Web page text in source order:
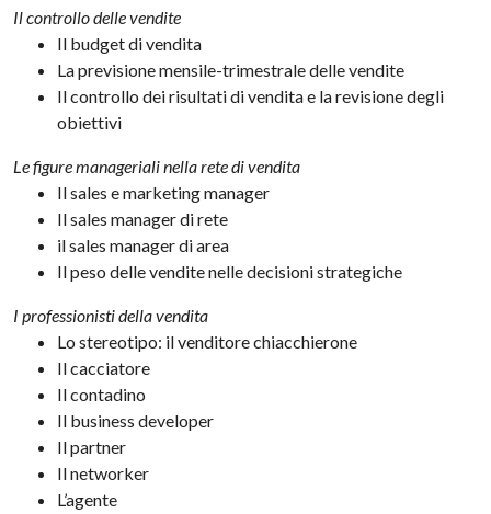
Il controllo delle vendite
Il budget di vendita
La previsione mensile-trimestrale delle vendite
Il controllo dei risultati di vendita e la revisione degli
obiettivi
Le figure manageriali nella rete di vendita
Il sales e marketing manager
Il sales manager di rete
il sales manager di area
Il peso delle vendite nelle decisioni strategiche
I professionisti della vendita
Lo stereotipo: il venditore chiacchierone
Il cacciatore
Il contadino
Il business developer
Il partner
Il networker
L’agente